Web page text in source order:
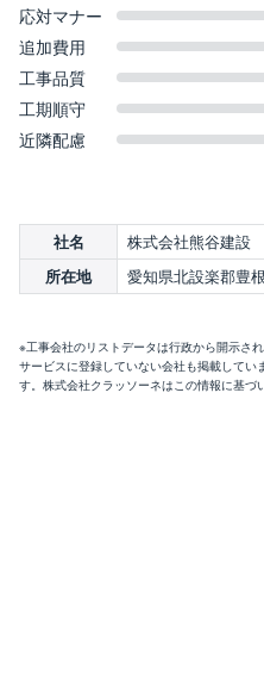
応対マナー
追加費用
工事品質
工期順守
近隣配慮
社名 株式会社熊谷建設
所在地 愛知県北設楽郡豊
※工事会社のリストデータは行政から開示さ
サービスに登録していない会社も掲載してい
す。株式会社クラッソーネはこの情報に基づ